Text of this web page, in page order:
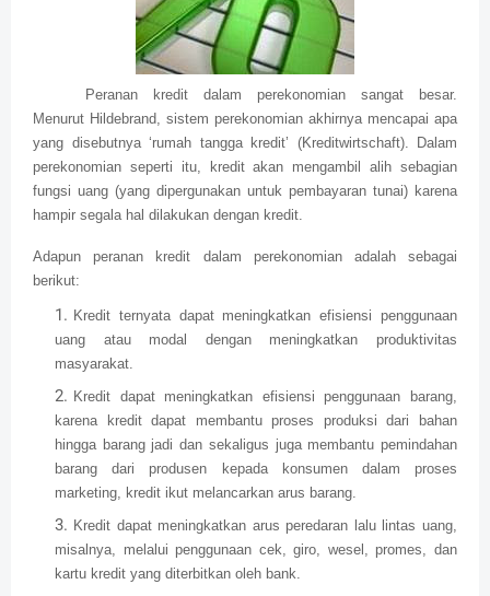
Peranan kredit dalam perekonomian sangat besar.
Menurut Hildebrand, sistem perekonomian akhirnya mencapai apa
yang disebutnya ‘rumah tangga kredit’ (Kreditwirtschaft). Dalam
perekonomian seperti itu, kredit akan mengambil alih sebagian
fungsi uang (yang dipergunakan untuk pembayaran tunai) karena
hampir segala hal dilakukan dengan kredit.
Adapun peranan kredit dalam perekonomian adalah sebagai
berikut:
Kredit ternyata dapat meningkatkan efisiensi penggunaan
uang atau modal dengan meningkatkan produktivitas
masyarakat.
Kredit dapat meningkatkan efisiensi penggunaan barang,
karena kredit dapat membantu proses produksi dari bahan
hingga barang jadi dan sekaligus juga membantu pemindahan
barang dari produsen kepada konsumen dalam proses
marketing, kredit ikut melancarkan arus barang.
Kredit dapat meningkatkan arus peredaran lalu lintas uang,
misalnya, melalui penggunaan cek, giro, wesel, promes, dan
kartu kredit yang diterbitkan oleh bank.